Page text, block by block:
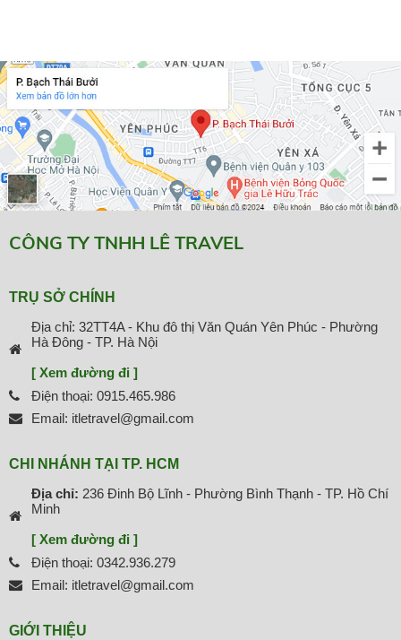
CÔNG TY TNHH LÊ TRAVEL
TRỤ SỞ CHÍNH
Địa chỉ: 32TT4A - Khu đô thị Văn Quán Yên Phúc - Phường
Hà Đông - TP. Hà Nội
[ Xem đường đi ]
Điện thoại: 0915.465.986
Email: itletravel@gmail.com
CHI NHÁNH TẠI TP. HCM
Địa chỉ: 236 Đinh Bộ Lĩnh - Phường Bình Thạnh - TP. Hồ Chí
Minh
[ Xem đường đi ]
Điện thoại: 0342.936.279
Email: itletravel@gmail.com
GIỚI THIỆU